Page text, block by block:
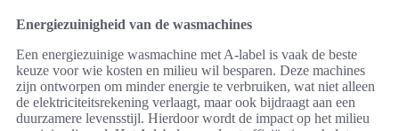
Energiezuinigheid van de wasmachines
Een energiezuinige wasmachine met A-label is vaak de beste
keuze voor wie kosten en milieu wil besparen. Deze machines
zijn ontworpen om minder energie te verbruiken, wat niet alleen
de elektriciteitsrekening verlaagt, maar ook bijdraagt aan een
duurzamere levensstijl. Hierdoor wordt de impact op het milieu